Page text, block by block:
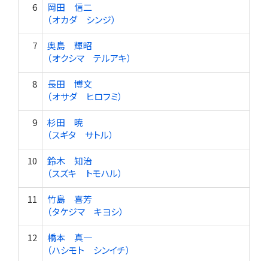
6
岡田 信二
（オカダ シンジ）
7
奥島 輝昭
（オクシマ テルアキ）
8
長田 博文
（オサダ ヒロフミ）
9
杉田 暁
（スギタ サトル）
10
鈴木 知治
（スズキ トモハル）
11
竹島 喜芳
（タケジマ キヨシ）
12
橋本 真一
（ハシモト シンイチ）